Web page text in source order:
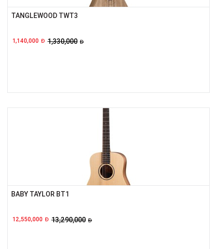
TANGLEWOOD TWT3
1,140,000 Đ 1,330,000 Đ
BABY TAYLOR BT1
12,550,000 Đ 13,290,000 Đ